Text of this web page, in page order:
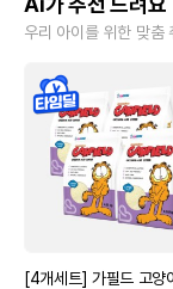
우리 아이를 위한 맞춤
[4개세트] 가필드 고양